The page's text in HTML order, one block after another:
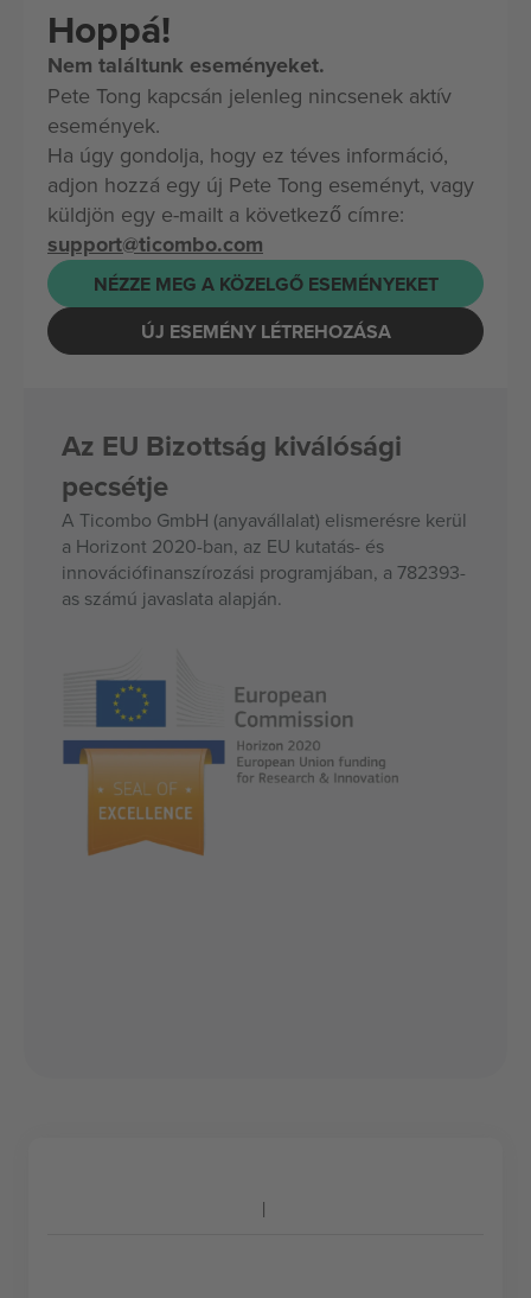
Hoppá!
Nem találtunk eseményeket.
Pete Tong kapcsán jelenleg nincsenek aktív
események.
Ha úgy gondolja, hogy ez téves információ,
adjon hozzá egy új Pete Tong eseményt, vagy
küldjön egy e-mailt a következő címre:
support@ticombo.com
NÉZZE MEG A KÖZELGŐ ESEMÉNYEKET
ÚJ ESEMÉNY LÉTREHOZÁSA
Az EU Bizottság kiválósági
pecsétje
A Ticombo GmbH (anyavállalat) elismerésre kerül
a Horizont 2020-ban, az EU kutatás- és
innovációfinanszírozási programjában, a 782393-
as számú javaslata alapján.